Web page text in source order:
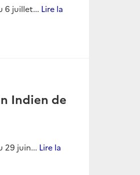
6 juillet... Lire la
Indien de
29 juin... Lire la